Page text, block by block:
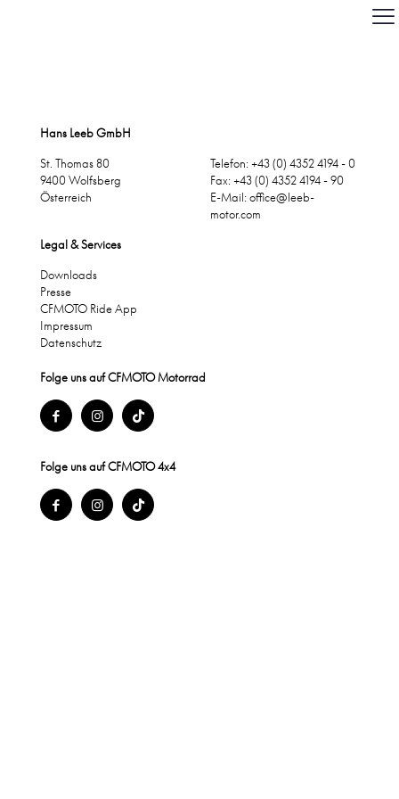
Hans Leeb GmbH
St. Thomas 80
9400 Wolfsberg
Österreich
Telefon: +43 (0) 4352 4194 - 0
Fax: +43 (0) 4352 4194 - 90
E-Mail:office@leeb-
motor.com
Legal & Services
Downloads
Presse
CFMOTO Ride App
Impressum
Datenschutz
Folge uns auf CFMOTO Motorrad
Folge uns auf CFMOTO 4x4